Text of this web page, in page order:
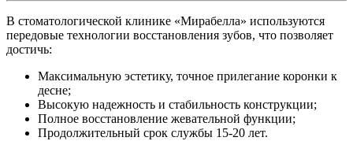
В стоматологической клинике «Мирабелла» используются
передовые технологии восстановления зубов, что позволяет
достичь:
Максимальную эстетику, точное прилегание коронки к
десне;
Высокую надежность и стабильность конструкции;
Полное восстановление жевательной функции;
Продолжительный срок службы 15-20 лет.